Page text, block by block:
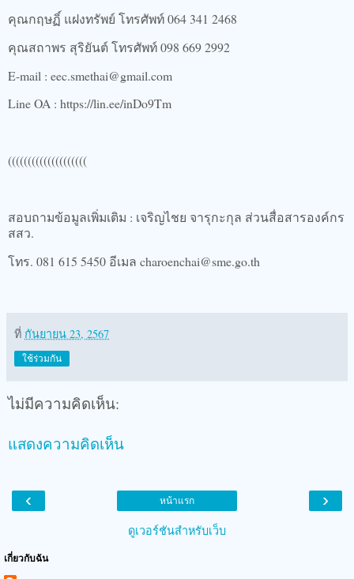
คุณกฤษฏิ์ แฝงทรัพย์ โทรศัพท์ 064 341 2468
คุณสถาพร สุริยันต์ โทรศัพท์ 098 669 2992
E-mail : eec.smethai@gmail.com
Line OA : https://lin.ee/inDo9Tm
((((((((((((((((((((
สอบถามข้อมูลเพิ่มเติม : เจริญไชย จารุกะกุล ส่วนสื่อสารองค์กร
สสว.
โทร. 081 615 5450 อีเมล charoenchai@sme.go.th
ที่ กันยายน 23, 2567
ใช้ร่วมกัน
ไม่มีความคิดเห็น:
แสดงความคิดเห็น
‹ ›
หน้าแรก
ดูเวอร์ชันสำหรับเว็บ
เกี่ยวกับฉัน